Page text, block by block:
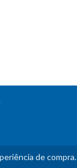
de compra.